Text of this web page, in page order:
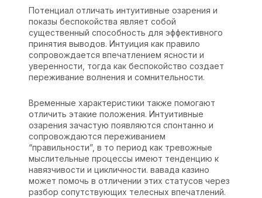
Потенциал отличать интуитивные озарения и
показы беспокойства являет собой
существенный способность для эффективного
принятия выводов. Интуиция как правило
сопровождается впечатлением ясности и
уверенности, тогда как беспокойство создает
переживание волнения и сомнительности.
Временные характеристики также помогают
отличить этакие положения. Интуитивные
озарения зачастую появляются спонтанно и
сопровождаются переживанием
“правильности”, в то период как тревожные
мыслительные процессы имеют тенденцию к
навязчивости и цикличности. вавада казино
может помочь в отличении этих статусов через
разбор сопутствующих телесных впечатлений.